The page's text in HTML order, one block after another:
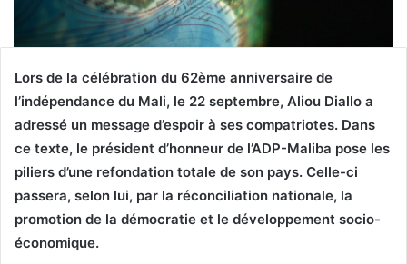
Lors de la célébration du 62ème anniversaire de
l’indépendance du Mali, le 22 septembre, Aliou Diallo a
adressé un message d’espoir à ses compatriotes. Dans
ce texte, le président d’honneur de l’ADP-Maliba pose les
piliers d’une refondation totale de son pays. Celle-ci
passera, selon lui, par la réconciliation nationale, la
promotion de la démocratie et le développement socio-
économique.